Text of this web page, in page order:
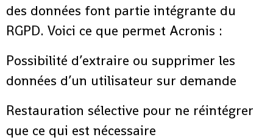
des données font partie intégrante du
RGPD. Voici ce que permet Acronis :
Possibilité d’extraire ou supprimer les
données d’un utilisateur sur demande
Restauration sélective pour ne réintégrer
que ce qui est nécessaire